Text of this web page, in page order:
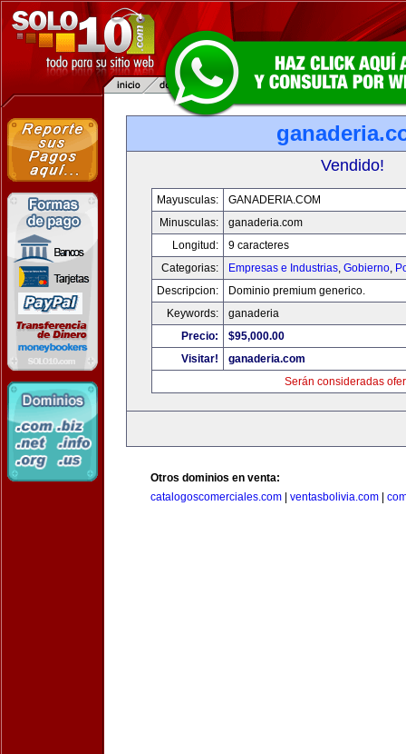
Vendido!
Mayusculas:
GANADERIA.COM
Minusculas:
ganaderia.com
Longitud:
9 caracteres
Categorias:
Empresas e Industrias, Gobierno,
Descripcion:
Dominio premium generico.
Keywords:
ganaderia
Precio:
$95,000.00
Visitar!
ganaderia.com
Serán consideradas
Otros dominios en venta:
catalogoscomerciales.com
ventasbolivia.com